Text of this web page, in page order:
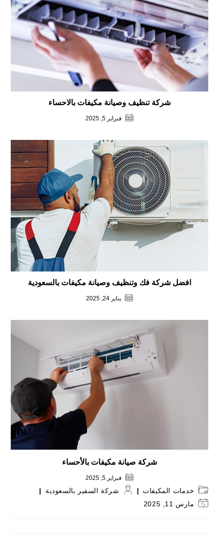
شركة تنظيف وصيانة مكيفات بالاحساء
فبراير 5, 2025
افضل شركة فك وتنظيف وصيانة مكيفات بالسعودية
يناير 24, 2025
شركة صيانة مكيفات بالأحساء
فبراير 5, 2025
Post
category:
خدمات المكيفات
Post شركة السفير بالسعودية
Post مارس 11, 2025